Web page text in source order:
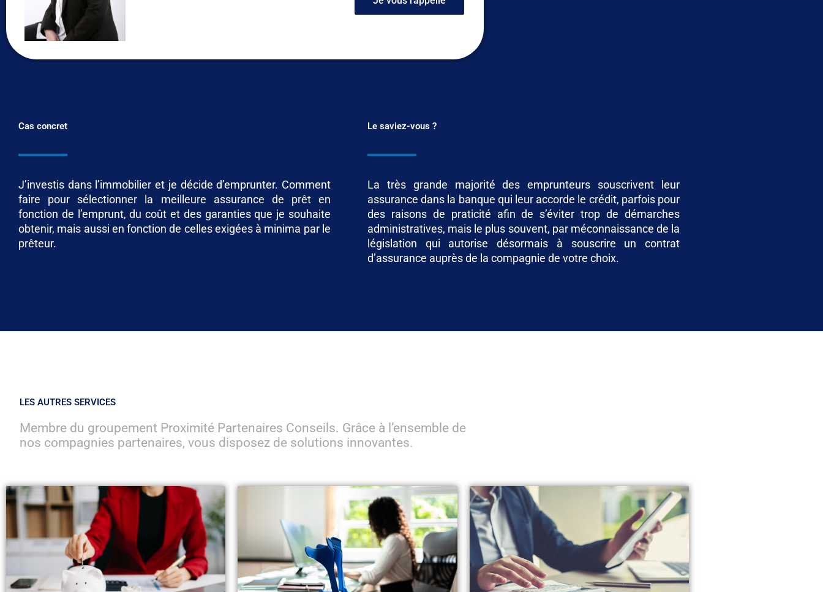
Cas concret
J’investis dans l’immobilier et je décide d’emprunter. Comment
faire pour sélectionner la meilleure assurance de prêt en
fonction de l’emprunt, du coût et des garanties que je souhaite
obtenir, mais aussi en fonction de celles exigées à minima par le
prêteur.
Le saviez-vous ?
La très grande majorité des emprunteurs souscrivent leur
assurance dans la banque qui leur accorde le crédit, parfois pour
des raisons de praticité afin de s’éviter trop de démarches
administratives, mais le plus souvent, par méconnaissance de la
législation qui autorise désormais à souscrire un contrat
d’assurance auprès de la compagnie de votre choix.
LES AUTRES SERVICES
Membre du groupement Proximité Partenaires Conseils. Grâce à l’ensemble de
nos compagnies partenaires, vous disposez de solutions innovantes.